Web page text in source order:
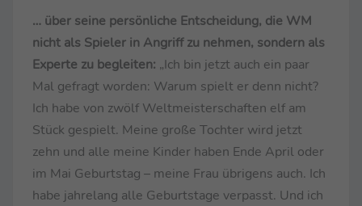
… über seine persönliche Entscheidung, die WM
nicht als Spieler in Angriff zu nehmen, sondern als
Experte zu begleiten: „Ich bin jetzt auch ein paar
Mal gefragt worden: Warum spielt er denn nicht?
Ich habe von zwölf Weltmeisterschaften elf am
Stück gespielt. Meine große Tochter wird jetzt
zehn und alle meine Kinder haben Ende April oder
im Mai Geburtstag – meine Frau übrigens auch. Ich
habe jahrelang alle Geburtstage verpasst. Und ich